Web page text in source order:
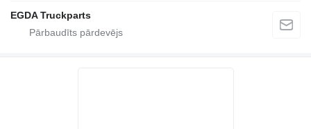
EGDA Truckparts